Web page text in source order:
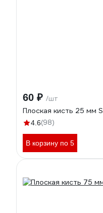
60 ₽ /шт
Плоская кисть 25 мм
4.6(98)
В корзину по 5